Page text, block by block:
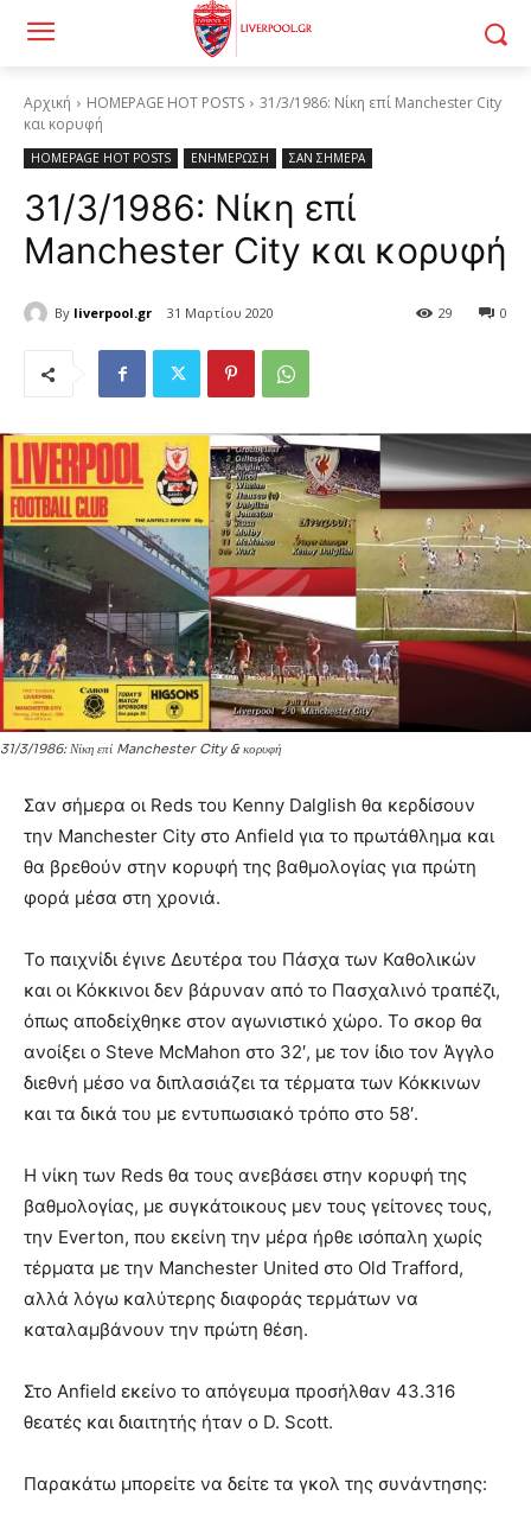
Αρχική HOMEPAGE HOT POSTS
31/3/1986: Νίκη επί Manchester City
και κορυφή
HOMEPAGE HOT POSTS ΕΝΗΜΕΡΩΣΗ ΣΑΝ ΣΗΜΕΡΑ
31/3/1986: Νίκη επί
Manchester City και κορυφή
By liverpool.gr 31 Μαρτίου 2020 0
29
31/3/1986: Νίκη επί Manchester City & κορυφή
Σαν σήμερα οι Reds του Kenny Dalglish θα κερδίσουν
την Manchester City στο Anfield για το πρωτάθλημα και
θα βρεθούν στην κορυφή της βαθμολογίας για πρώτη
φορά μέσα στη χρονιά.
Το παιχνίδι έγινε Δευτέρα του Πάσχα των Καθολικών
και οι Κόκκινοι δεν βάρυναν από το Πασχαλινό τραπέζι,
όπως αποδείχθηκε στον αγωνιστικό χώρο. Το σκορ θα
ανοίξει ο Steve McMahon στο 32′, με τον ίδιο τον Άγγλο
διεθνή μέσο να διπλασιάζει τα τέρματα των Κόκκινων
και τα δικά του με εντυπωσιακό τρόπο στο 58′.
Η νίκη των Reds θα τους ανεβάσει στην κορυφή της
βαθμολογίας, με συγκάτοικους μεν τους γείτονες τους,
την Everton, που εκείνη την μέρα ήρθε ισόπαλη χωρίς
τέρματα με την Manchester United στο Old Trafford,
αλλά λόγω καλύτερης διαφοράς τερμάτων να
καταλαμβάνουν την πρώτη θέση.
Στο Anfield εκείνο το απόγευμα προσήλθαν 43.316
θεατές και διαιτητής ήταν ο D. Scott.
Παρακάτω μπορείτε να δείτε τα γκολ της συνάντησης: